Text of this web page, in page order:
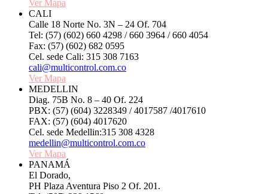
Ver Mapa
CALI
Calle 18 Norte No. 3N – 24 Of. 704
Tel: (57) (602) 660 4298 / 660 3964 / 660 4054
Fax: (57) (602) 682 0595
Cel. sede Cali: 315 308 7163
cali@multicontrol.com.co
Ver Mapa
MEDELLIN
Diag. 75B No. 8 – 40 Of. 224
PBX: (57) (604) 3228349 / 4017587 /4017610
FAX: (57) (604) 4017620
Cel. sede Medellin:315 308 4328
medellin@multicontrol.com.co
Ver Mapa
PANAMÁ
El Dorado,
PH Plaza Aventura Piso 2 Of. 201.